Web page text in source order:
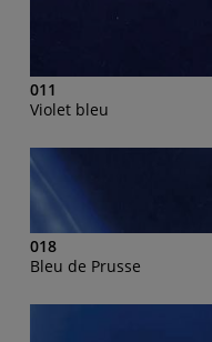
011
Violet bleu
018
Bleu de Prusse